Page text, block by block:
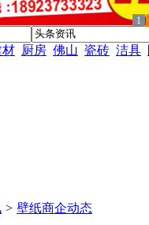
1
材 厨房 佛山 瓷砖 洁具
> 壁纸商企动态